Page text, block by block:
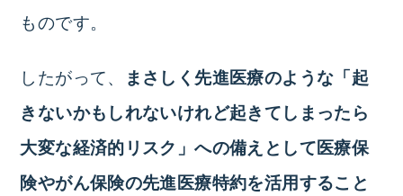
ものです。
したがって、
まさしく先進医療のような「起
きないかもしれないけれど起きてしまったら
大変な経済的リスク」への備えとして医療保
険やがん保険の先進医療特約を活用すること